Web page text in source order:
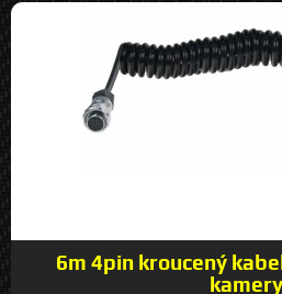
6m 4pin kroucený
kamery